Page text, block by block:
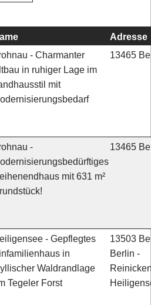
Adresse
- Charmanter
in ruhiger Lage im
mit
13465
-
mit 631 m²
13465
- Gepflegtes
in
Waldrandlage
Tegeler Forst
13503
Berlin -